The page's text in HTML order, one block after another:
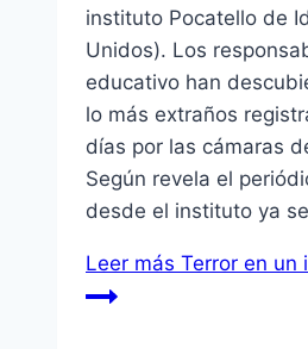
instituto Pocatello de
Unidos). Los
educativo han
lo más extraños
días por las cámaras
Según revela el
desde el instituto ya
Leer más Terror en un